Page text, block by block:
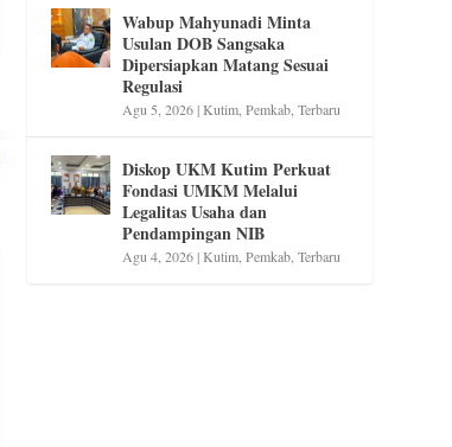
Wabup Mahyunadi Minta
Usulan DOB Sangsaka
Dipersiapkan Matang Sesuai
Regulasi
Agu 5, 2026|Kutim,Pemkab,Terbaru
Diskop UKM Kutim Perkuat
Fondasi UMKM Melalui
Legalitas Usaha dan
Pendampingan NIB
Agu 4, 2026|Kutim,Pemkab,Terbaru